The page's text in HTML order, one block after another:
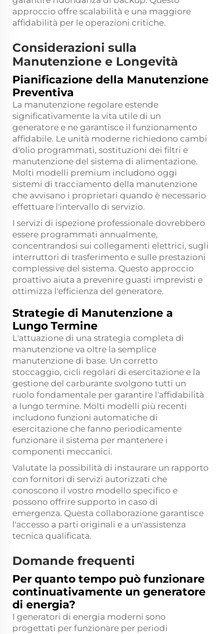
approccio offre scalabilità e una maggiore
affidabilità per le operazioni critiche.
Considerazioni sulla
Manutenzione e Longevità
Pianificazione della Manutenzione
Preventiva
La manutenzione regolare estende
significativamente la vita utile di un
generatore e ne garantisce il funzionamento
affidabile. Le unità moderne richiedono cambi
d'olio programmati, sostituzioni dei filtri e
manutenzione del sistema di alimentazione.
Molti modelli premium includono oggi
sistemi di tracciamento della manutenzione
che avvisano i proprietari quando è necessario
effettuare l'intervallo di servizio.
I servizi di ispezione professionale dovrebbero
essere programmati annualmente,
concentrandosi sui collegamenti elettrici, sugli
interruttori di trasferimento e sulle prestazioni
complessive del sistema. Questo approccio
proattivo aiuta a prevenire guasti imprevisti e
ottimizza l'efficienza del generatore.
Strategie di Manutenzione a
Lungo Termine
L'attuazione di una strategia completa di
manutenzione va oltre la semplice
manutenzione di base. Un corretto
stoccaggio, cicli regolari di esercitazione e la
gestione del carburante svolgono tutti un
ruolo fondamentale per garantire l'affidabilità
a lungo termine. Molti modelli più recenti
includono funzioni automatiche di
esercitazione che fanno periodicamente
funzionare il sistema per mantenere i
componenti meccanici.
Valutate la possibilità di instaurare un rapporto
con fornitori di servizi autorizzati che
conoscono il vostro modello specifico e
possono offrire supporto in caso di
emergenza. Questa collaborazione garantisce
l'accesso a parti originali e a un'assistenza
tecnica qualificata.
Domande frequenti
Per quanto tempo può funzionare
continuativamente un generatore
di energia?
I generatori di energia moderni sono
progettati per funzionare per periodi